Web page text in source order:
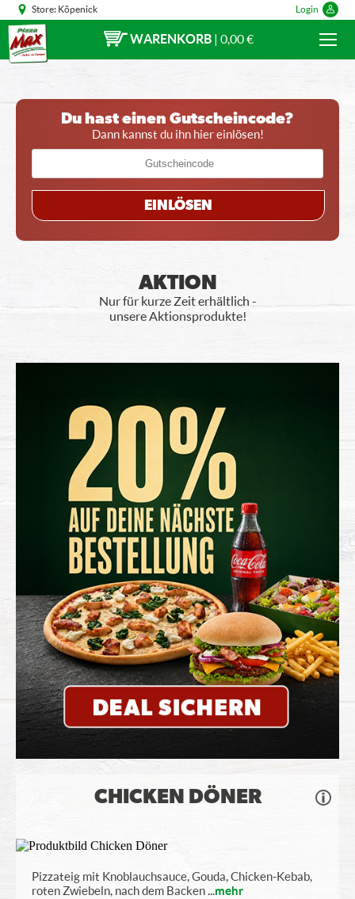
Store: Köpenick Login
WARENKORB | 0,00 €
Du hast einen Gutscheincode?
Dann kannst du ihn hier einlösen!
EINLÖSEN
AKTION
Nur für kurze Zeit erhältlich -
unsere Aktionsprodukte!
CHICKEN DÖNER
Pizzateig mit Knoblauchsauce, Gouda, Chicken-Kebab,
roten Zwiebeln, nach dem Backen...mehr